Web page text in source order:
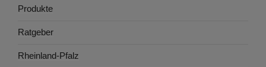
Produkte
Ratgeber
Rheinland-Pfalz